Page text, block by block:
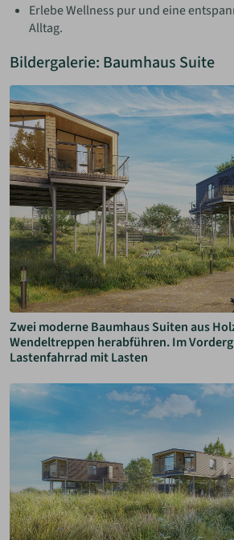
Erlebe Wellness pur und eine
Alltag.
Bildergalerie: Baumhaus Suite
Zwei moderne Baumhaus Suiten aus
Wendeltreppen herabführen. Im
Lastenfahrrad mit Lasten